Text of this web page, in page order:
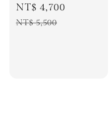
Sale
price
NT$ 4,700
NT$ 5,500